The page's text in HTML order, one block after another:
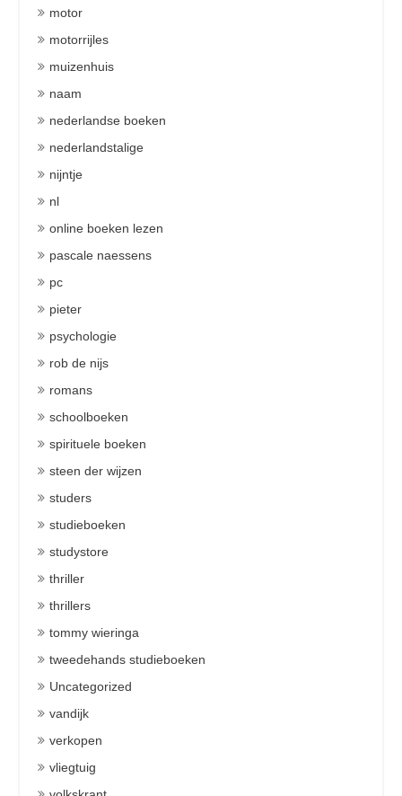
motor
motorrijles
muizenhuis
naam
nederlandse boeken
nederlandstalige
nijntje
nl
online boeken lezen
pascale naessens
pc
pieter
psychologie
rob de nijs
romans
schoolboeken
spirituele boeken
steen der wijzen
studers
studieboeken
studystore
thriller
thrillers
tommy wieringa
tweedehands studieboeken
Uncategorized
vandijk
verkopen
vliegtuig